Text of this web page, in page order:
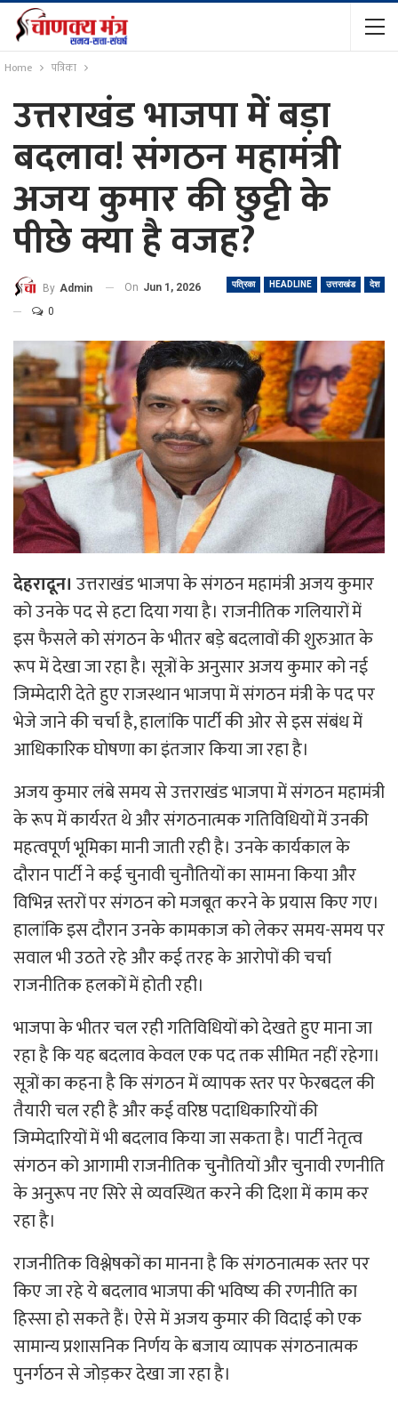
Home पत्रिका
उत्तराखंड भाजपा में बड़ा
बदलाव! संगठन महामंत्री
अजय कुमार की छुट्टी के
पीछे क्या है वजह?
पत्रिका HEADLINE उत्तराखंड देश
By Admin On Jun 1, 2026
0
देहरादून। उत्तराखंड भाजपा के संगठन महामंत्री अजय कुमार
को उनके पद से हटा दिया गया है। राजनीतिक गलियारों में
इस फैसले को संगठन के भीतर बड़े बदलावों की शुरुआत के
रूप में देखा जा रहा है। सूत्रों के अनुसार अजय कुमार को नई
जिम्मेदारी देते हुए राजस्थान भाजपा में संगठन मंत्री के पद पर
भेजे जाने की चर्चा है, हालांकि पार्टी की ओर से इस संबंध में
आधिकारिक घोषणा का इंतजार किया जा रहा है।
अजय कुमार लंबे समय से उत्तराखंड भाजपा में संगठन महामंत्री
के रूप में कार्यरत थे और संगठनात्मक गतिविधियों में उनकी
महत्वपूर्ण भूमिका मानी जाती रही है। उनके कार्यकाल के
दौरान पार्टी ने कई चुनावी चुनौतियों का सामना किया और
विभिन्न स्तरों पर संगठन को मजबूत करने के प्रयास किए गए।
हालांकि इस दौरान उनके कामकाज को लेकर समय-समय पर
सवाल भी उठते रहे और कई तरह के आरोपों की चर्चा
राजनीतिक हलकों में होती रही।
भाजपा के भीतर चल रही गतिविधियों को देखते हुए माना जा
रहा है कि यह बदलाव केवल एक पद तक सीमित नहीं रहेगा।
सूत्रों का कहना है कि संगठन में व्यापक स्तर पर फेरबदल की
तैयारी चल रही है और कई वरिष्ठ पदाधिकारियों की
जिम्मेदारियों में भी बदलाव किया जा सकता है। पार्टी नेतृत्व
संगठन को आगामी राजनीतिक चुनौतियों और चुनावी रणनीति
के अनुरूप नए सिरे से व्यवस्थित करने की दिशा में काम कर
रहा है।
राजनीतिक विश्लेषकों का मानना है कि संगठनात्मक स्तर पर
किए जा रहे ये बदलाव भाजपा की भविष्य की रणनीति का
हिस्सा हो सकते हैं। ऐसे में अजय कुमार की विदाई को एक
सामान्य प्रशासनिक निर्णय के बजाय व्यापक संगठनात्मक
पुनर्गठन से जोड़कर देखा जा रहा है।